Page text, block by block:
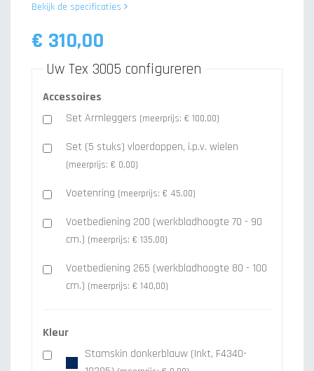
Bekijk de specificaties
€ 310,00
Uw Tex 3005 configureren
Accessoires
Set Armleggers (meerprijs: € 100,00)
Set (5 stuks) vloerdoppen, i.p.v. wielen
(meerprijs: € 0,00)
Voetenring (meerprijs: € 45,00)
Voetbediening 200 (werkbladhoogte 70 - 90
cm.) (meerprijs: € 135,00)
Voetbediening 265 (werkbladhoogte 80 - 100
cm.) (meerprijs: € 140,00)
Kleur
Stamskin donkerblauw (Inkt, F4340-